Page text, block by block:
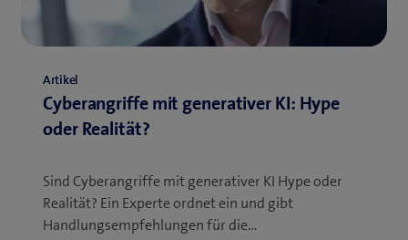
Artikel
Cyberangriffe mit generativer KI: Hype
oder Realität?
Sind Cyberangriffe mit generativer KI Hype oder
Realität? Ein Experte ordnet ein und gibt
Handlungsempfehlungen für die…